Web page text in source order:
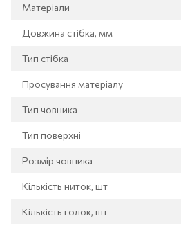
Матеріали
Довжина стібка, мм
Тип стібка
Просування матеріалу
Тип човника
Тип поверхні
Розмір човника
Кількість ниток, шт
Кількість голок, шт